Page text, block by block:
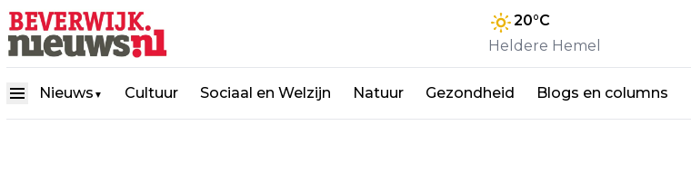
20°C
Heldere Hemel
Nieuws ▼ Cultuur Sociaal en Welzijn Natuur Gezondheid Blogs en columns